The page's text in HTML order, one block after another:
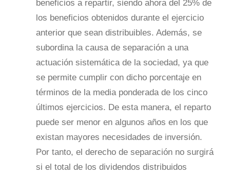
beneficios a repartir, siendo ahora del 25% de
los beneficios obtenidos durante el ejercicio
anterior que sean distribuibles. Además, se
subordina la causa de separación a una
actuación sistemática de la sociedad, ya que
se permite cumplir con dicho porcentaje en
términos de la media ponderada de los cinco
últimos ejercicios. De esta manera, el reparto
puede ser menor en algunos años en los que
existan mayores necesidades de inversión.
Por tanto, el derecho de separación no surgirá
si el total de los dividendos distribuidos